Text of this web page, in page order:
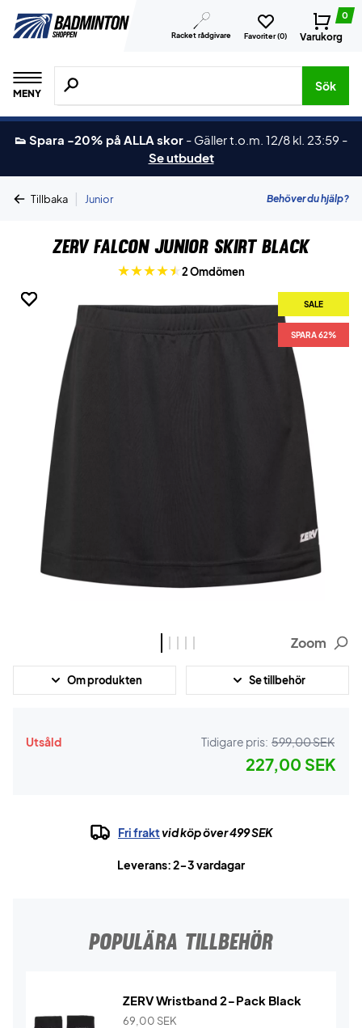
Racket rådgivare Favoriter (0)
0
Varukorg
MENY
Sök efter produkter, märken osv.
Sök
👟 Spara -20% på ALLA skor - Gäller t.o.m. 12/8 kl. 23:59 -
Se utbudet
Tillbaka | Junior Behöver du hjälp?
ZERV Falcon Junior Skirt Black
2 Omdömen
SALE
SPARA 62%
SALE
SPARA 62%
SALE
SPARA 62%
SALE
SPARA 62%
SALE
SPARA 62%
Zoom
Om produkten Se tillbehör
Utsåld Tidigare pris: 599,00 SEK
227,00 SEK
Fri fraktvid köp över 499 SEK
Leverans: 2-3 vardagar
POPULÄRA TILLBEHÖR
ZERV Wristband 2-Pack Black
69,00 SEK